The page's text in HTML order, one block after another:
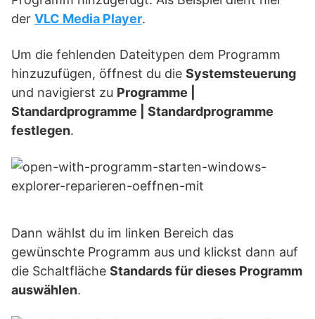
der VLC Media Player.
Um die fehlenden Dateitypen dem Programm
hinzuzufügen, öffnest du die Systemsteuerung
und navigierst zu Programme |
Standardprogramme | Standardprogramme
festlegen.
Dann wählst du im linken Bereich das
gewünschte Programm aus und klickst dann auf
die Schaltfläche Standards für dieses Programm
auswählen.